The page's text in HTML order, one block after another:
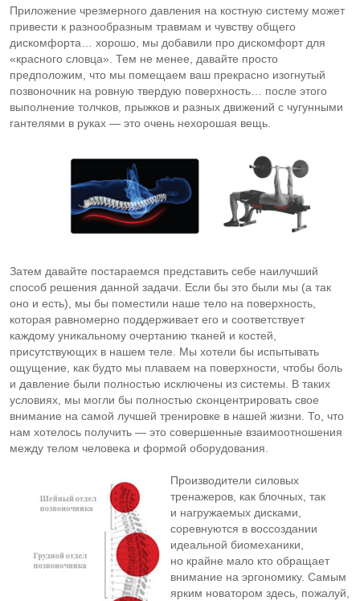
Приложение чрезмерного давления на костную систему может
привести к разнообразным травмам и чувству общего
дискомфорта… хорошо, мы добавили про дискомфорт для
«красного словца». Тем не менее, давайте просто
предположим, что мы помещаем ваш прекрасно изогнутый
позвоночник на ровную твердую поверхность… после этого
выполнение толчков, прыжков и разных движений с чугунными
гантелями в руках — это очень нехорошая вещь.
Затем давайте постараемся представить себе наилучший
способ решения данной задачи. Если бы это были мы (а так
оно и есть), мы бы поместили наше тело на поверхность,
которая равномерно поддерживает его и соответствует
каждому уникальному очертанию тканей и костей,
присутствующих в нашем теле. Мы хотели бы испытывать
ощущение, как будто мы плаваем на поверхности, чтобы боль
и давление были полностью исключены из системы. В таких
условиях, мы могли бы полностью сконцентрировать свое
внимание на самой лучшей тренировке в нашей жизни. То, что
нам хотелось получить — это совершенные взаимоотношения
между телом человека и формой оборудования.
Производители силовых
тренажеров, как блочных, так
и нагружаемых дисками,
соревнуются в воссоздании
идеальной биомеханики,
но крайне мало кто обращает
внимание на эргономику. Самым
ярким новатором здесь, пожалуй,